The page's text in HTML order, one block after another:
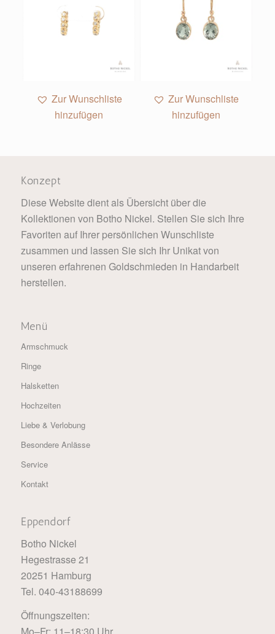
Zur Wunschliste
hinzufügen
Zur Wunschliste
hinzufügen
Konzept
Diese Website dient als Übersicht über die
Kollektionen von Botho Nickel. Stellen Sie sich Ihre
Favoriten auf Ihrer persönlichen Wunschliste
zusammen und lassen Sie sich Ihr Unikat von
unseren erfahrenen Goldschmieden in Handarbeit
herstellen.
Menü
Armschmuck
Ringe
Halsketten
Hochzeiten
Liebe & Verlobung
Besondere Anlässe
Service
Kontakt
Eppendorf
Botho Nickel
Hegestrasse 21
20251 Hamburg
Tel. 040-43188699
Öffnungszeiten: